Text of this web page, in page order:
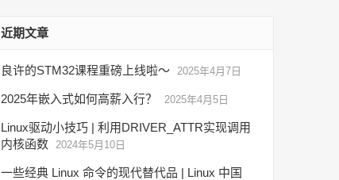
近期文章
良许的STM32课程重磅上线啦～ 2025年4月7日
2025年嵌入式如何高薪入行？ 2025年4月5日
Linux驱动小技巧 | 利用DRIVER_ATTR实现调用
内核函数 2024年5月10日
一些经典 Linux 命令的现代替代品 | Linux 中国